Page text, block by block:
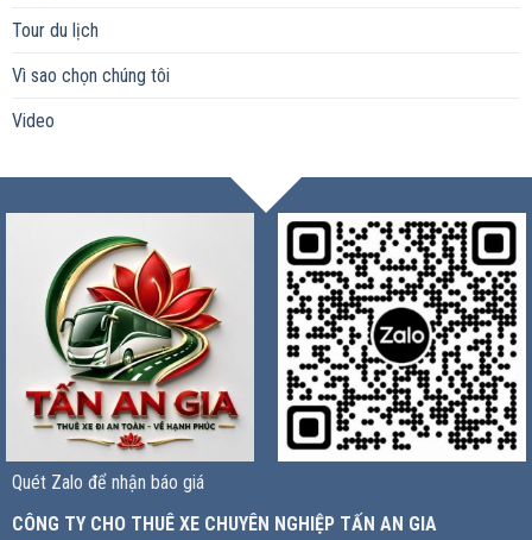
Tour du lịch
Vì sao chọn chúng tôi
Video
Quét Zalo để nhận báo giá
CÔNG TY CHO THUÊ XE CHUYÊN NGHIỆP TẤN AN GIA